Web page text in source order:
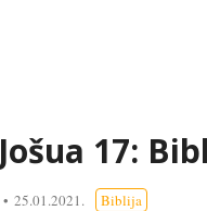
Jošua 17:
25.01.2021. Biblija